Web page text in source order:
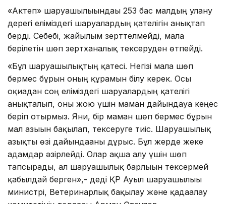
«Актеп» шаруашылығындағы 253 бас малдың улану
дерегі еліміздегі шаруалардың қателігін анықтап
берді. Себебі, жайылым зерттелмейді, малға
берілетін шөп зертханалық тексеруден өтпейді.
«Бұл шаруашылықтың қатесі. Негізі малға шөп
бермес бұрын оның құрамын білу керек. Осы
оқиғадан соң еліміздегі шаруалардың қателігі
анықталып, оны жою үшін маман дайындауға кеңес
беріп отырмыз. Яғни, бір маман шөп бермес бұрын
мал азығын бақылап, тексеруге тиіс. Шаруашылық
азықты өзі дайындағаны дұрыс. Бұл жерде жеке
адамдар әзірлейді. Олар ақша алу үшін шөп
тапсырады, ал шаруашылық барлығын тексермей
қабылдай берген»,- деді ҚР Ауыл шаруашылығы
министрі, Ветеринарлық бақылау және қадағалау